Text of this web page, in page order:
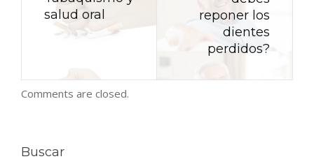
salud oral
reponer los
dientes
perdidos?
Comments are closed.
Buscar